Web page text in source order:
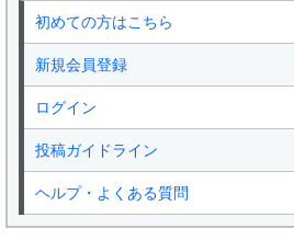
初めての方はこちら
新規会員登録
ログイン
投稿ガイドライン
ヘルプ・よくある質問